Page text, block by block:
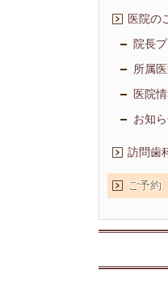
医院の
院長
所属
医院
お知
訪問歯
ご予約